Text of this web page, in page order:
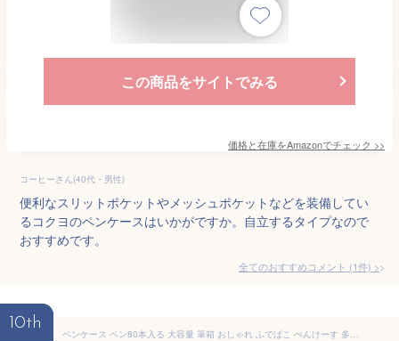
この商品をサイトでみる
価格と在庫をAmazonでチェック >>
コーヒーさん(40代・男性)
便利なスリットポケットやメッシュポケットなどを装備してい
るコクヨのペンケースはいかがですか。自立するタイプなので
おすすめです。
全てのおすすめコメント (1件) >
10th
ペンケース ペン80本入る 大容量 筆箱 おしゃれ ふでばこ ぺんけーす 多機能 シンプル かわいい ツールペンケース ポーチ 女の子 男の子 小学生 中学生 高校生 人気 新学期 入学入園 入学祝い プレゼント 子供 大人 兼用 便利 ペン入れ 小物入れ 文房具